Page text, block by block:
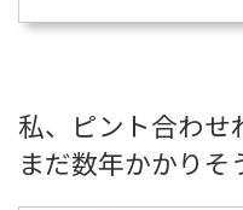
私、ピント合わせ
まだ数年かかりそ